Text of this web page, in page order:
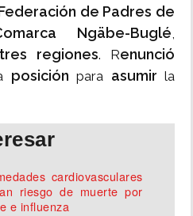
de Padres de
Ngäbe-Buglé,
tres regiones. Renunció
posición para asumir la
cardiovasculares
riesgo de muerte por
e influenza